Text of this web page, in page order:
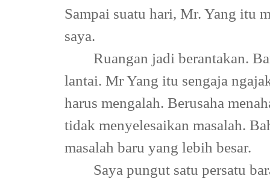
Sampai suatu hari, Mr. Yang itu
saya.
Ruangan jadi berantakan.
lantai. Mr Yang itu sengaja
harus mengalah. Berusaha
tidak menyelesaikan masalah.
masalah baru yang lebih besar.
Saya pungut satu persatu